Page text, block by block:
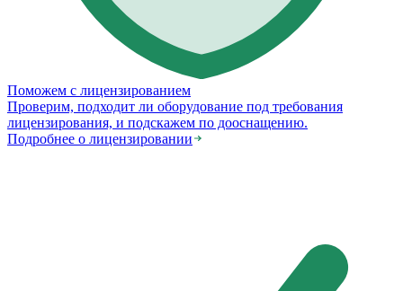
Поможем с лицензированием
Проверим, подходит ли оборудование под требования
лицензирования, и подскажем по дооснащению.
Подробнее о лицензировании